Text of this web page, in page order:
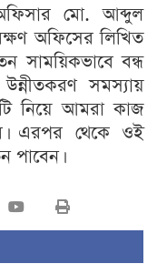
মো. আব্দুল
অফিসের লিখিত
সাময়িকভাবে বন্ধ
উন্নীতকরণ সমস্যায়
নিয়ে আমরা কাজ
এরপর থেকে ওই
পাবেন।